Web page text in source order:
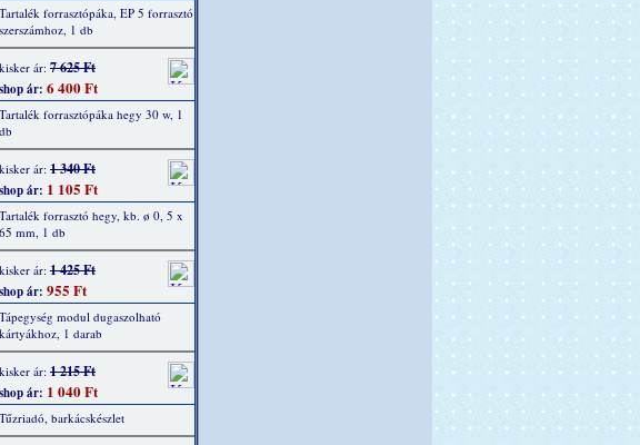
Tartalék forrasztópáka, EP 5 forrasztó
szerszámhoz, 1 db
kisker ár: 7 625 Ft
shop ár: 6 400 Ft
Tartalék forrasztópáka hegy 30 w, 1
db
kisker ár: 1 340 Ft
shop ár: 1 105 Ft
Tartalék forrasztó hegy, kb. ø 0, 5 x
65 mm, 1 db
kisker ár: 1 425 Ft
shop ár: 955 Ft
Tápegység modul dugaszolható
kártyákhoz, 1 darab
kisker ár: 1 215 Ft
shop ár: 1 040 Ft
Tűzriadó, barkácskészlet